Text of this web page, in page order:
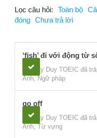
Lọc câu hỏi: Toàn bộ
đóng Chưa trả lời
‘fish’ đi với động từ
thầy Duy TOEIC đã
Anh, Ngữ pháp
go off
thầy Duy TOEIC đã
Anh, Từ vựng